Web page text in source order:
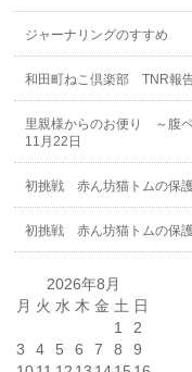
ジャーナリングのすすめ
和田町ねこ倶楽部 TNR報
里親様からのお便り ～腹
11月22日
初挑戦 赤ん坊猫トムの保
初挑戦 赤ん坊猫トムの保
2026年8月
月 火 水 木 金 土 日
1
2
3
4 5 6 7 8
9